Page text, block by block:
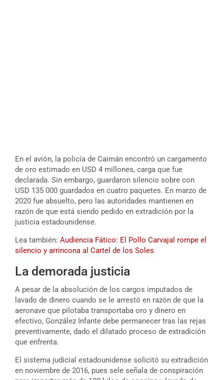
En el avión, la policía de Caimán encontró un cargamento
de oro estimado en USD 4 millones, carga que fue
declarada. Sin embargo, guardaron silencio sobre con
USD 135 000 guardados en cuatro paquetes. En marzo de
2020 fue absuelto, pero las autoridades mantienen en
razón de que está siendo pedido en extradición por la
justicia estadounidense.
Lea también: Audiencia Fático: El Pollo Carvajal rompe el
silencio y arrincona al Cartel de los Soles
La demorada justicia
A pesar de la absolución de los cargos imputados de
lavado de dinero cuando se le arrestó en razón de que la
aeronave que pilotaba transportaba oro y dinero en
efectivo, González Infante debe permanecer tras las rejas
preventivamente, dado el dilatado proceso de extradición
que enfrenta.
El sistema judicial estadounidense solicitó su extradición
en noviembre de 2016, pues sele señala de conspiración